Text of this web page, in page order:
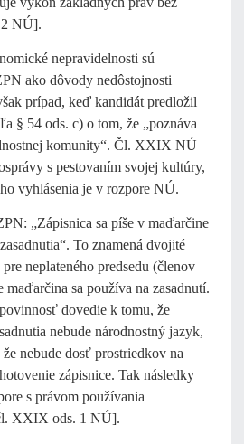
NÚ].
nepravidelnosti sú
ako dôvody nedôstojnosti
prípad, keď kandidát predložil
§ 54 ods. c) o tom, že „poznáva
komunity“. Čl. XXIX NÚ
s pestovaním svojej kultúry,
vyhlásenia je v rozpore NÚ.
„Zápisnica sa píše v maďarčine
To znamená dvojité
neplateného predsedu (členov
sa používa na zasadnutí.
dovedie k tomu, že
nebude národnostný jazyk,
nebude dosť prostriedkov na
zápisnice. Tak následky
s právom používania
XXIX ods. 1 NÚ].